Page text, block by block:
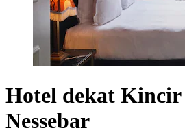
Hotel dekat Kincir
Nessebar